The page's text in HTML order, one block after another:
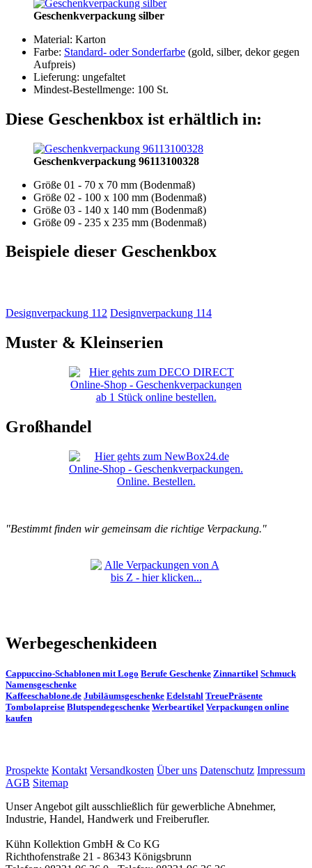
Geschenkverpackung silber
Material: Karton
Farbe: Standard- oder Sonderfarbe (gold, silber, dekor gegen
Aufpreis)
Lieferung: ungefaltet
Mindest-Bestellmenge: 100 St.
Diese Geschenkbox ist erhältlich in:
Geschenkverpackung 96113100328
Größe 01 - 70 x 70 mm (Bodenmaß)
Größe 02 - 100 x 100 mm (Bodenmaß)
Größe 03 - 140 x 140 mm (Bodenmaß)
Größe 09 - 235 x 235 mm (Bodenmaß)
Beispiele dieser Geschenkbox
Designverpackung 112 Designverpackung 114
Muster & Kleinserien
Großhandel
"Bestimmt finden wir gemeinsam die richtige Verpackung."
Werbegeschenkideen
Cappuccino-Schablonen mit Logo Berufe Geschenke Zinnartikel Schmuck
Namensgeschenke
Kaffeeschablone.de Jubiläumsgeschenke Edelstahl TreuePräsente
Tombolapreise Blutspendegeschenke Werbeartikel Verpackungen online
kaufen
Prospekte Kontakt Versandkosten Über uns Datenschutz Impressum
AGB Sitemap
Unser Angebot gilt ausschließlich für gewerbliche Abnehmer,
Industrie, Handel, Handwerk und Freiberufler.
Kühn Kollektion GmbH & Co KG
Richthofenstraße 21 - 86343 Königsbrunn